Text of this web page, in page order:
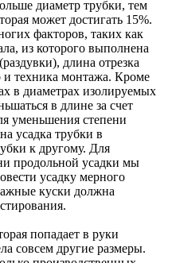
диаметр трубки, тем
может достигать 15%.
факторов, таких как
из которого выполнена
длина отрезка
и техника монтажа. Кроме
в диаметрах изолируемых
в длине за счет
уменьшения степени
усадка трубки в
к другому. Для
продольной усадки мы
усадку мерного
куски должна
попадает в руки
совсем другие размеры.